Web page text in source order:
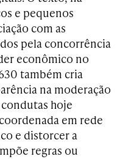
e pequenos
com as
pela concorrência
econômico no
também cria
na moderação
hoje
em rede
e distorcer a
regras ou